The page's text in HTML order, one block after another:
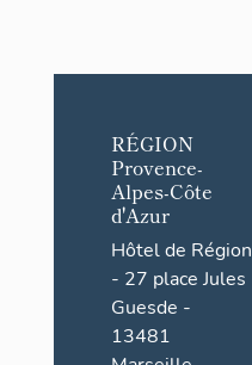
RÉGION
Provence-
Alpes-Côte
d'Azur
Hôtel de Région
- 27 place Jules
Guesde -
13481